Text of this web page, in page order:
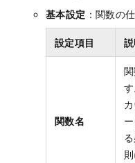
基本設定 ：関数の
設定項目
関数名